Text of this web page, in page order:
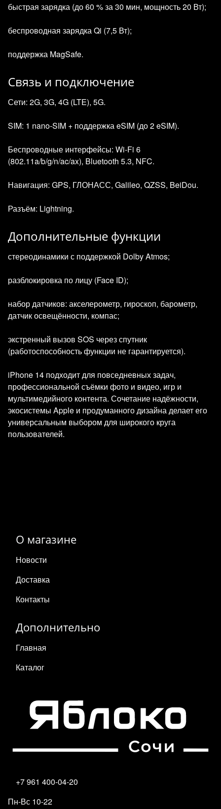
быстрая зарядка (до 60 % за 30 мин, мощность 20 Вт);
беспроводная зарядка Qi (7,5 Вт);
поддержка MagSafe.
Связь и подключение
Сети: 2G, 3G, 4G (LTE), 5G.
SIM: 1 nano‑SIM + поддержка eSIM (до 2 eSIM).
Беспроводные интерфейсы: Wi‑Fi 6
(802.11a/b/g/n/ac/ax), Bluetooth 5.3, NFC.
Навигация: GPS, ГЛОНАСС, Galileo, QZSS, BeiDou.
Разъём: Lightning.
Дополнительные функции
стереодинамики с поддержкой Dolby Atmos;
разблокировка по лицу (Face ID);
набор датчиков: акселерометр, гироскоп, барометр,
датчик освещённости, компас;
экстренный вызов SOS через спутник
(работоспособность функции не гарантируется).
iPhone 14 подходит для повседневных задач,
профессиональной съёмки фото и видео, игр и
мультимедийного контента. Сочетание надёжности,
экосистемы Apple и продуманного дизайна делает его
универсальным выбором для широкого круга
пользователей.
О магазине
Новости
Доставка
Контакты
Дополнительно
Главная
Каталог
+7 961 400-04-20
Пн-Вс 10-22